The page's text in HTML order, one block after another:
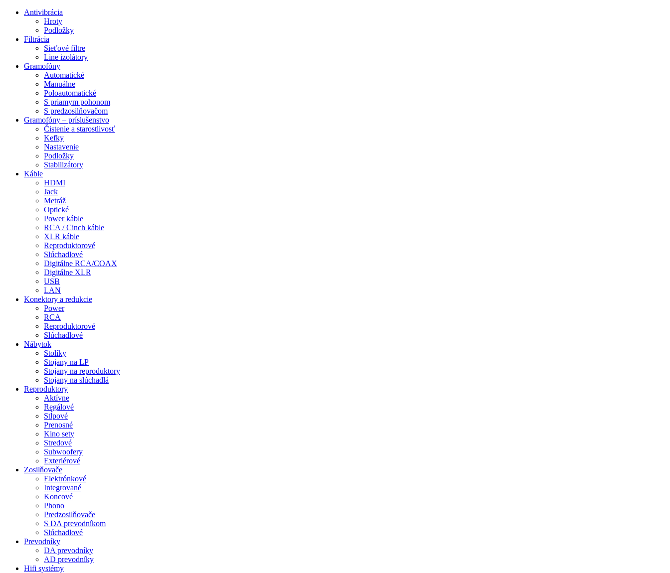
PreskočiťAntivibrácia
Hroty
Podložky
Filtrácia
Sieťové filtre
Line izolátory
Gramofóny
Automatické
Manuálne
Poloautomatické
S priamym pohonom
S predzosilňovačom
Gramofóny – príslušenstvo
Čistenie a starostlivosť
Kefky
Nastavenie
Podložky
Stabilizátory
Káble
HDMI
Jack
Metráž
Optické
Power káble
RCA / Cinch káble
XLR káble
Reproduktorové
Slúchadlové
Digitálne RCA/COAX
Digitálne XLR
USB
LAN
Konektory a redukcie
Power
RCA
Reproduktorové
Slúchadlové
Nábytok
Stolíky
Stojany na LP
Stojany na reproduktory
Stojany na slúchadlá
Reproduktory
Aktívne
Regálové
Stĺpové
Prenosné
Kino sety
Stredové
Subwoofery
Exteriérové
Zosilňovače
Elektrónkové
Integrované
Koncové
Phono
Predzosilňovače
S DA prevodníkom
Slúchadlové
Prevodníky
DA prevodníky
AD prevodníky
Hifi systémy